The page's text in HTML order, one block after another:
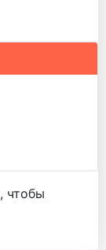
, чтобы